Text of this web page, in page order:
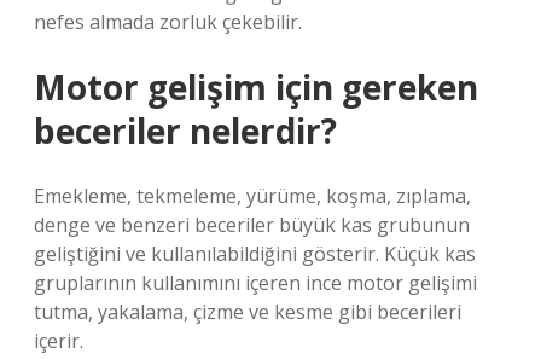
nefes almada zorluk çekebilir.
Motor gelişim için gereken
beceriler nelerdir?
Emekleme, tekmeleme, yürüme, koşma, zıplama,
denge ve benzeri beceriler büyük kas grubunun
geliştiğini ve kullanılabildiğini gösterir. Küçük kas
gruplarının kullanımını içeren ince motor gelişimi
tutma, yakalama, çizme ve kesme gibi becerileri
içerir.